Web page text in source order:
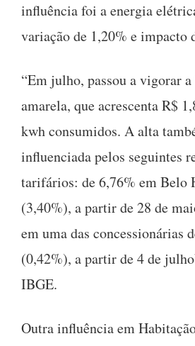
influência foi a energia
variação de 1,20% e impacto
“Em julho, passou a vigorar
amarela, que acrescenta R$
kwh consumidos. A alta
influenciada pelos seguintes
tarifários: de 6,76% em Belo
(3,40%), a partir de 28 de
em uma das concessionárias
(0,42%), a partir de 4 de
IBGE.
Outra influência em